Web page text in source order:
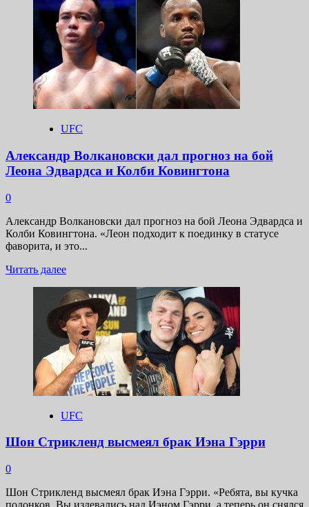
о
Поединок
между
Муслимом
Салиховым
и
Рэнди
Брауном
отменен
UFC
Александр Волкановски дал прогноз на бой
Леона Эдвардса и Колби Ковингтона
0
Александр Волкановски дал прогноз на бой Леона Эдвардса и
Колби Ковингтона. «Леон подходит к поединку в статусе
фаворита, и это...
Читать далееПрочитать
о
Александр
Волкановски
дал
прогноз
на
бой
Леона
Эдвардса
Колби
UFC
Шон Стрикленд высмеял брак Иэна Гэрри
0
Шон Стрикленд высмеял брак Иэна Гэрри. «Ребята, вы кучка
подонков. Вы издевались над Иэном Гэрри, а теперь он снялся